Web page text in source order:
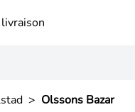
> Olssons Bazar